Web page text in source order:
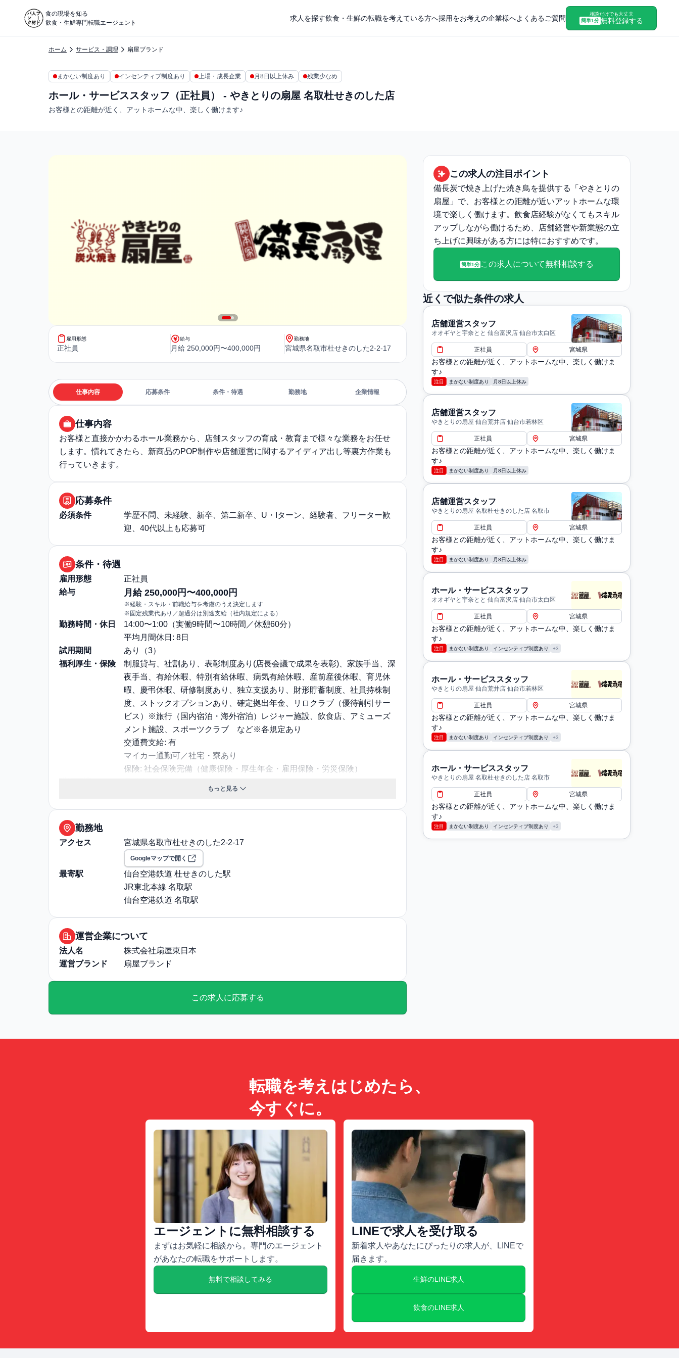
食の現場を知る
飲食・生鮮専門転職エージェント
求人を探す飲食・生鮮の転職を考えている方へ採用をお考えの企業様へよくあるご質問
相談だけでも大丈夫
簡単1分 無料登録する
ホーム サービス・調理 扇屋ブランド
まかない制度あり インセンティブ制度あり 上場・成長企業 月8日以上休み 残業少なめ
ホール・サービススタッフ（正社員） - やきとりの扇屋 名取杜せきのした店
お客様との距離が近く、アットホームな中、楽しく働けます♪
雇用形態
正社員
給与
月給 250,000円〜400,000円
勤務地
宮城県名取市杜せきのした2-2-17
仕事内容 応募条件 条件・待遇 勤務地 企業情報
仕事内容
お客様と直接かかわるホール業務から、店舗スタッフの育成・教育まで様々な業務をお任せ
します。慣れてきたら、新商品のPOP制作や店舗運営に関するアイディア出し等裏方作業も
行っていきます。
応募条件
必須条件
学歴不問、未経験、新卒、第二新卒、U・Iターン、経験者、フリーター歓
迎、40代以上も応募可
条件・待遇
雇用形態
正社員
給与
月給 250,000円〜400,000円
※経験・スキル・前職給与を考慮のうえ決定します
※固定残業代あり／超過分は別途支給（社内規定による）
勤務時間・休日
14:00〜1:00（実働9時間〜10時間／休憩60分）
平均月間休日: 8日
試用期間
あり（3）
福利厚生・保険
制服貸与、社割あり、表彰制度あり(店長会議で成果を表彰)、家族手当、深
夜手当、有給休暇、特別有給休暇、病気有給休暇、産前産後休暇、育児休
暇、慶弔休暇、研修制度あり、独立支援あり、財形貯蓄制度、社員持株制
度、ストックオプションあり、確定拠出年金、リロクラブ（優待割引サー
ビス）※旅行（国内宿泊・海外宿泊）レジャー施設、飲食店、アミューズ
メント施設、スポーツクラブ など※各規定あり
交通費支給: 有
マイカー通勤可／社宅・寮あり
保険: 社会保険完備（健康保険・厚生年金・雇用保険・労災保険）
選考プロセス詳細: 1次：対面もしくはリモートでの実施（基本的にリモー
その他
退職・定年に関する補足: 65歳定年、その後70歳まで再雇用あり、70歳以
降もアルバイト勤務あり
通勤・住居に関する補足: 社宅あり、敷金・礼金ゼロ(会社負担※転勤時）
もっと見る
勤務地
アクセス 宮城県名取市杜せきのした2-2-17
Googleマップで開く
最寄駅
仙台空港鉄道 杜せきのした駅
JR東北本線 名取駅
仙台空港鉄道 名取駅
運営企業について
法人名
株式会社扇屋東日本
運営ブランド
扇屋ブランド
この求人に応募する
この求人の注目ポイント
備長炭で焼き上げた焼き鳥を提供する「やきとりの
扇屋」で、お客様との距離が近いアットホームな環
境で楽しく働けます。飲食店経験がなくてもスキル
アップしながら働けるため、店舗経営や新業態の立
ち上げに興味がある方には特におすすめです。
簡単1分この求人について無料相談する
近くで似た条件の求人
店舗運営スタッフ
オオギヤと宇奈とと 仙台富沢店 仙台市太白区
正社員 宮城県
お客様との距離が近く、アットホームな中、楽しく働けま
す♪
注目 まかない制度あり 月8日以上休み
店舗運営スタッフ
やきとりの扇屋 仙台荒井店 仙台市若林区
正社員 宮城県
お客様との距離が近く、アットホームな中、楽しく働けま
す♪
注目 まかない制度あり 月8日以上休み
店舗運営スタッフ
やきとりの扇屋 名取杜せきのした店 名取市
正社員 宮城県
お客様との距離が近く、アットホームな中、楽しく働けま
す♪
注目 まかない制度あり 月8日以上休み
ホール・サービススタッフ
オオギヤと宇奈とと 仙台富沢店 仙台市太白区
正社員 宮城県
お客様との距離が近く、アットホームな中、楽しく働けま
す♪
注目 まかない制度あり インセンティブ制度あり +3
ホール・サービススタッフ
やきとりの扇屋 仙台荒井店 仙台市若林区
正社員 宮城県
お客様との距離が近く、アットホームな中、楽しく働けま
す♪
注目 まかない制度あり インセンティブ制度あり +3
ホール・サービススタッフ
やきとりの扇屋 名取杜せきのした店 名取市
正社員 宮城県
お客様との距離が近く、アットホームな中、楽しく働けま
す♪
注目 まかない制度あり インセンティブ制度あり +3
転職を考えはじめたら、
今すぐに。
エージェントに無料相談する
まずはお気軽に相談から。専門のエージェント
があなたの転職をサポートします。
無料で相談してみる
LINEで求人を受け取る
新着求人やあなたにぴったりの求人が、LINEで
届きます。
生鮮のLINE求人
飲食のLINE求人